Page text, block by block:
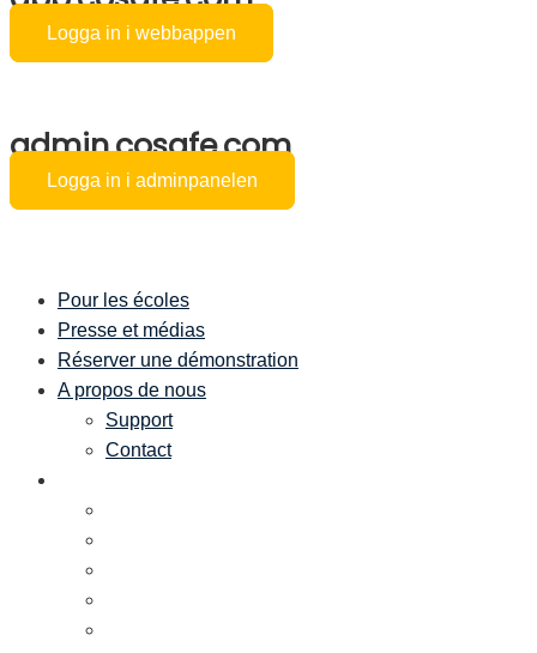
Logga in i webbappen
admin.cosafe.com
Logga in i adminpanelen
Pour les écoles
Presse et médias
Réserver une démonstration
A propos de nous
Support
Contact